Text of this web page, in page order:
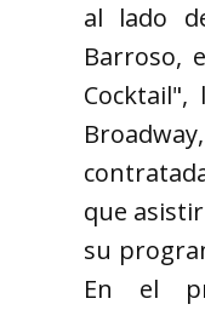
al lado
Barroso,
Cocktail",
que
su
En el